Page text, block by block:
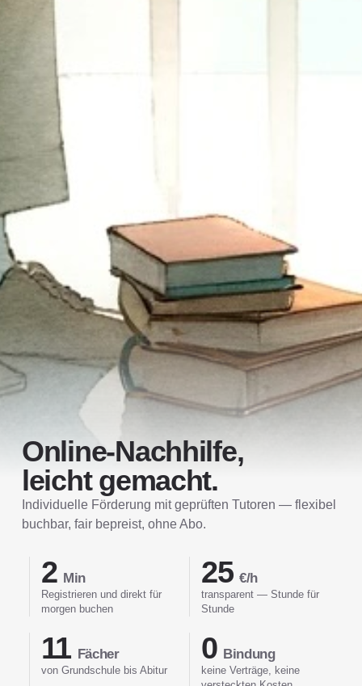
Online-Nachhilfe,
leicht gemacht.
Individuelle Förderung mit geprüften Tutoren — flexibel
buchbar, fair bepreist, ohne Abo.
2 Min
Registrieren und direkt für
morgen buchen
25 €/h
transparent — Stunde für
Stunde
11 Fächer
von Grundschule bis Abitur
0 Bindung
keine Verträge, keine